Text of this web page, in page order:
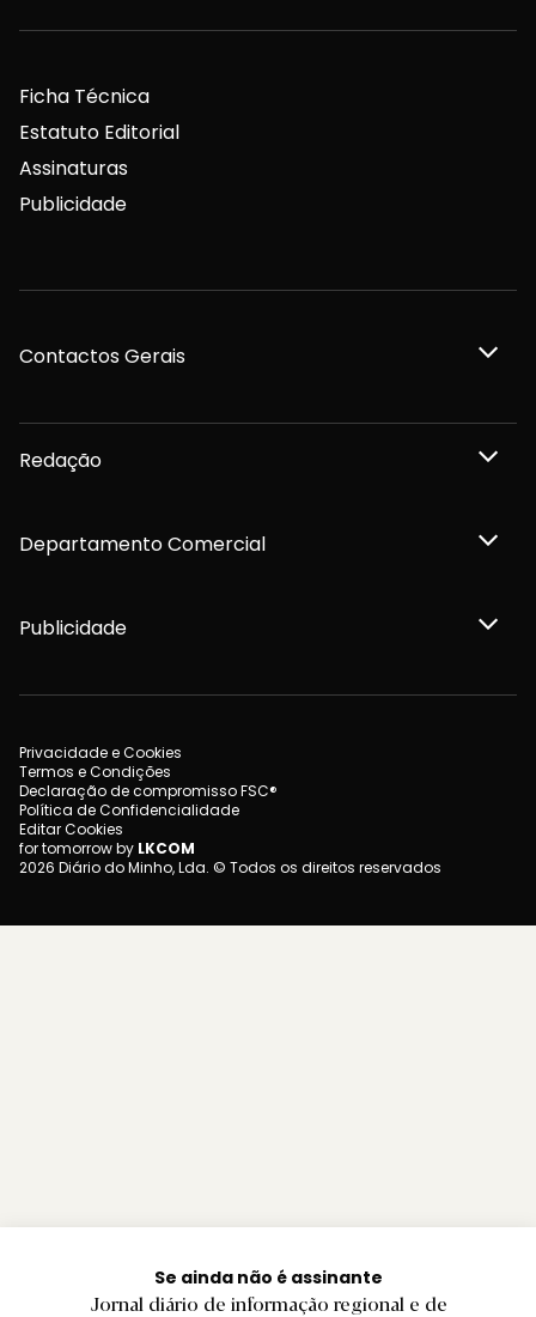
Se ainda não é assinante
Jornal diário de informação regional e de
Ficha Técnica
Estatuto Editorial
Assinaturas
Publicidade
Contactos Gerais
Redação
Departamento Comercial
Publicidade
Privacidade e Cookies
Termos e Condições
Declaração de compromisso FSC®
Política de Confidencialidade
Editar Cookies
for tomorrow by LKCOM
2026 Diário do Minho, Lda. © Todos os direitos reservados